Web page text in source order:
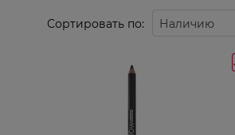
Сортировать по: Наличию